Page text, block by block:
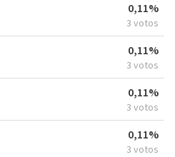
0,11%
3 votos
0,11%
3 votos
0,11%
3 votos
0,11%
3 votos